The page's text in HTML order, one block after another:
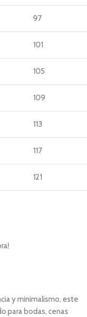
97
101
105
109
113
117
121
y minimalismo, este
para bodas, cenas